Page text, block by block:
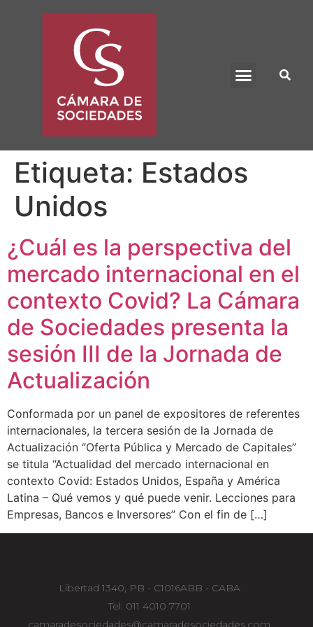
Etiqueta: Estados
Unidos
¿Cuál es la perspectiva del
mercado internacional en el
contexto Covid? La Cámara
de Sociedades presenta la
sesión III de la Jornada de
Actualización
Conformada por un panel de expositores de referentes
internacionales, la tercera sesión de la Jornada de
Actualización “Oferta Pública y Mercado de Capitales”
se titula “Actualidad del mercado internacional en
contexto Covid: Estados Unidos, España y América
Latina – Qué vemos y qué puede venir. Lecciones para
Empresas, Bancos e Inversores” Con el fin de […]
Libertad 1340, PB - C1016ABB - CABA
Tel: 011 4010 7701
camaradesociedades@camaradesociedades.com